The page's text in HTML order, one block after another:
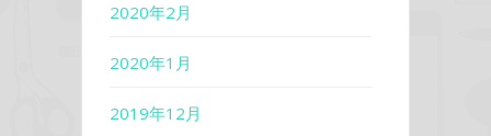
2020年2月
2020年1月
2019年12月